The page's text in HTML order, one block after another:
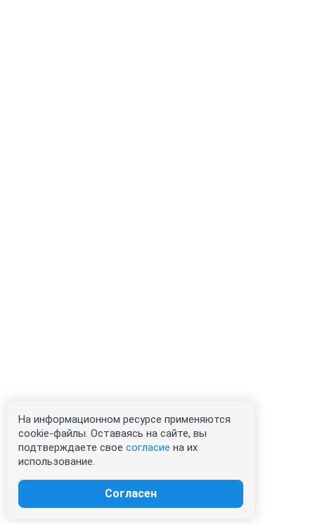
На информационном ресурсе применяются
cookie-файлы. Оставаясь на сайте, вы
подтверждаете свое согласие на их
использование.
Согласен